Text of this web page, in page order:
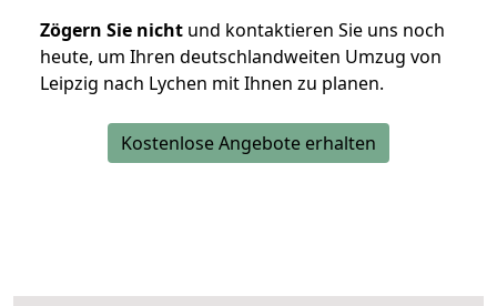
Zögern Sie nicht und kontaktieren Sie uns noch
heute, um Ihren deutschlandweiten Umzug von
Leipzig nach Lychen mit Ihnen zu planen.
Kostenlose Angebote erhalten